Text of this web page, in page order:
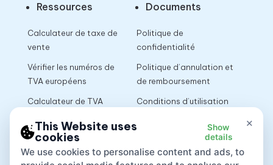
Ressources
Calculateur de taxe de
vente
Vérifier les numéros de
TVA européens
Calculateur de TVA
Documents
Politique de
confidentialité
Politique d’annulation et
de remboursement
Conditions d’utilisation
×
This Website uses
cookies
Show
details
We use cookies to personalise content and ads, to